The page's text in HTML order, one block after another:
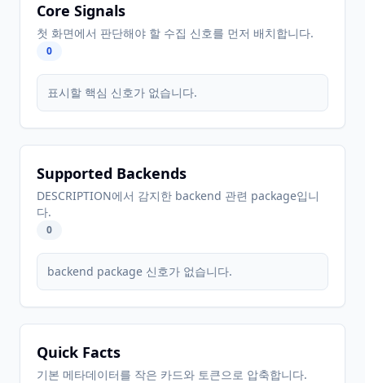
Core Signals
첫 화면에서 판단해야 할 수집 신호를 먼저 배치합니다.
0
표시할 핵심 신호가 없습니다.
Supported Backends
DESCRIPTION에서 감지한 backend 관련 package입니
다.
0
backend package 신호가 없습니다.
Quick Facts
기본 메타데이터를 작은 카드와 토큰으로 압축합니다.